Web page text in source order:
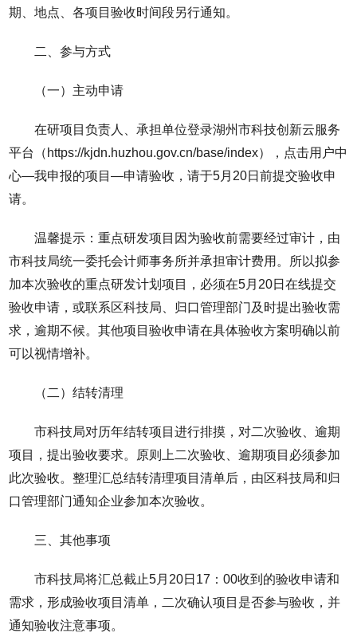
期、地点、各项目验收时间段另行通知。
二、参与方式
（一）主动申请
在研项目负责人、承担单位登录湖州市科技创新云服务
平台（https://kjdn.huzhou.gov.cn/base/index），点击用户中
心—我申报的项目—申请验收，请于5月20日前提交验收申
请。
温馨提示：重点研发项目因为验收前需要经过审计，由
市科技局统一委托会计师事务所并承担审计费用。所以拟参
加本次验收的重点研发计划项目，必须在5月20日在线提交
验收申请，或联系区科技局、归口管理部门及时提出验收需
求，逾期不候。其他项目验收申请在具体验收方案明确以前
可以视情增补。
（二）结转清理
市科技局对历年结转项目进行排摸，对二次验收、逾期
项目，提出验收要求。原则上二次验收、逾期项目必须参加
此次验收。整理汇总结转清理项目清单后，由区科技局和归
口管理部门通知企业参加本次验收。
三、其他事项
市科技局将汇总截止5月20日17：00收到的验收申请和
需求，形成验收项目清单，二次确认项目是否参与验收，并
通知验收注意事项。